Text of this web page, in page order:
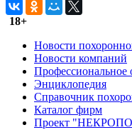
18+
Новости
Новости компаний
Профессиональное
Энциклопедия
Справочник
Каталог фирм
Проект